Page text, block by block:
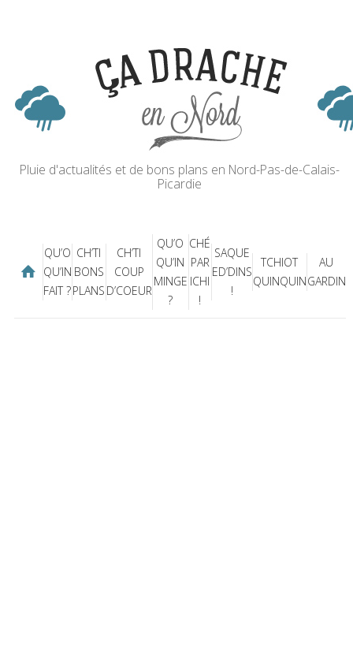
Pluie d'actualités et de bons plans en Nord-Pas-de-Calais-
Picardie
QU’O
QU’IN
FAIT ?
CH’TI
BONS
PLANS
CH’TI
COUP
D’COEUR
QU’O
QU’IN
MINGE
?
CHÉ
PAR
ICHI
!
SAQUE
ED’DINS
!
TCHIOT
QUINQUIN
AU
GARDIN